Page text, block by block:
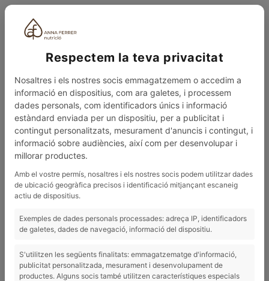
CAT
MENÚ 0
23/07/2025
SOS menopausa. Puc tornar al meu
cos d'abans?
SOS MENOPAUSA. PUC TORNAR AL MEU COS
D'ABANS?
Respectem la teva privacitat
Nosaltres i els nostres socis emmagatzemem o accedim a
informació en dispositius, com ara galetes, i processem
dades personals, com identificadors únics i informació
estàndard enviada per un dispositiu, per a publicitat i
contingut personalitzats, mesurament d'anuncis i contingut, i
informació sobre audiències, així com per desenvolupar i
millorar productes.
Amb el vostre permís, nosaltres i els nostres socis podem utilitzar dades
de ubicació geogràfica precisos i identificació mitjançant escaneig
actiu de dispositius.
Exemples de dades personals processades: adreça IP, identificadors
de galetes, dades de navegació, informació del dispositiu.
S'utilitzen les següents finalitats: emmagatzematge d'informació,
publicitat personalitzada, mesurament i desenvolupament de
productes. Alguns socis també utilitzen característiques especials